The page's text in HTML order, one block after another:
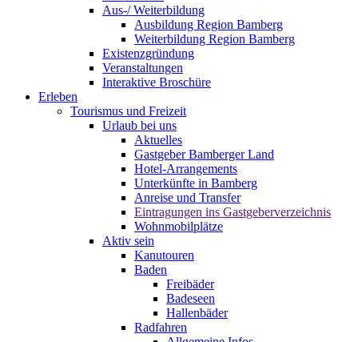
Aus-/ Weiterbildung
Ausbildung Region Bamberg
Weiterbildung Region Bamberg
Existenzgründung
Veranstaltungen
Interaktive Broschüre
Erleben
Tourismus und Freizeit
Urlaub bei uns
Aktuelles
Gastgeber Bamberger Land
Hotel-Arrangements
Unterkünfte in Bamberg
Anreise und Transfer
Eintragungen ins Gastgeberverzeichnis
Wohnmobilplätze
Aktiv sein
Kanutouren
Baden
Freibäder
Badeseen
Hallenbäder
Radfahren